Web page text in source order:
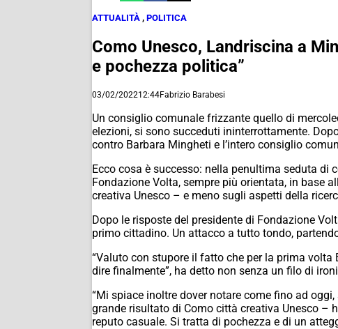
ATTUALITÀ , POLITICA
Como Unesco, Landriscina a
e pochezza politica”
03/02/202212:44Fabrizio Barabesi
Un consiglio comunale frizzante quello di
elezioni, si sono succeduti ininterrottamente.
contro Barbara Mingheti e l’intero consiglio
Ecco cosa è successo: nella penultima seduta
Fondazione Volta, sempre più orientata, in base
creativa Unesco – e meno sugli aspetti della
Dopo le risposte del presidente di Fondazione
primo cittadino. Un attacco a tutto tondo,
“Valuto con stupore il fatto che per la prima volta
dire finalmente”, ha detto non senza un filo di
“Mi spiace inoltre dover notare come fino ad
grande risultato di Como città creativa Unesco –
reputo casuale. Si tratta di pochezza e di un